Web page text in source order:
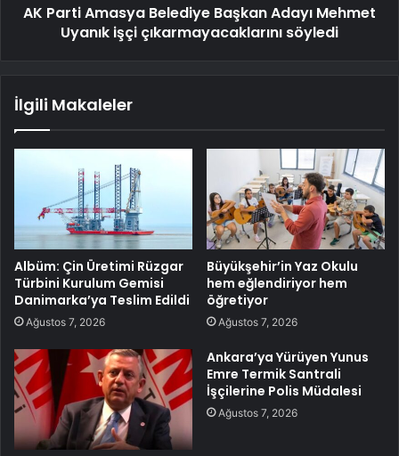
AK Parti Amasya Belediye Başkan Adayı Mehmet
Uyanık işçi çıkarmayacaklarını söyledi
İlgili Makaleler
Albüm: Çin Üretimi Rüzgar
Türbini Kurulum Gemisi
Danimarka’ya Teslim Edildi
Ağustos 7, 2026
Büyükşehir’in Yaz Okulu
hem eğlendiriyor hem
öğretiyor
Ağustos 7, 2026
Ankara’ya Yürüyen Yunus
Emre Termik Santrali
İşçilerine Polis Müdalesi
Ağustos 7, 2026